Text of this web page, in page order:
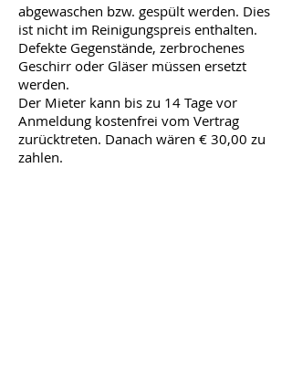
abgewaschen bzw. gespült werden. Dies
ist nicht im Reinigungspreis enthalten.
Defekte Gegenstände, zerbrochenes
Geschirr oder Gläser müssen ersetzt
werden.
Der Mieter kann bis zu 14 Tage vor
Anmeldung kostenfrei vom Vertrag
zurücktreten. Danach wären € 30,00 zu
zahlen.